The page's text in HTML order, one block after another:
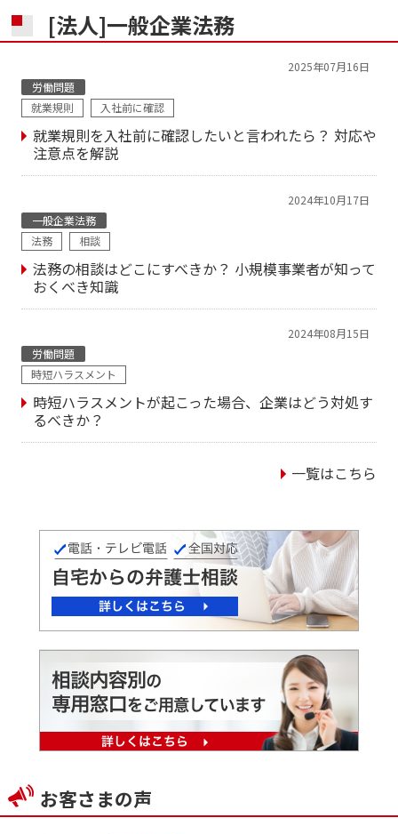
[法人]一般企業法務
2025年07月16日
労働問題
就業規則
入社前に確認
就業規則を入社前に確認したいと言われたら？ 対応や
注意点を解説
2024年10月17日
一般企業法務
法務
相談
法務の相談はどこにすべきか？ 小規模事業者が知って
おくべき知識
2024年08月15日
労働問題
時短ハラスメント
時短ハラスメントが起こった場合、企業はどう対処す
るべきか？
一覧はこちら
お客さまの声